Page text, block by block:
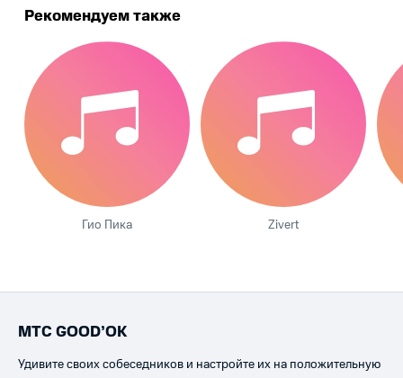
Рекомендуем также
Гио Пика Zivert
МТС GOOD’OK
Удивите своих собеседников и настройте их на положительную